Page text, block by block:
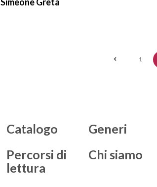
1
Catalogo
Percorsi di
lettura
Generi
Chi siamo